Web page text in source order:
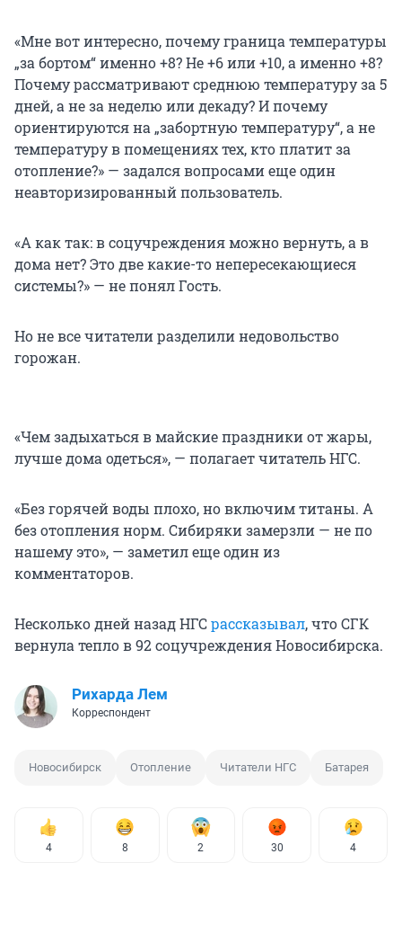
«Мне вот интересно, почему граница температуры
„за бортом“ именно +8? Не +6 или +10, а именно +8?
Почему рассматривают среднюю температуру за 5
дней, а не за неделю или декаду? И почему
ориентируются на „забортную температуру“, а не
температуру в помещениях тех, кто платит за
отопление?» — задался вопросами еще один
неавторизированный пользователь.
«А как так: в соцучреждения можно вернуть, а в
дома нет? Это две какие-то непересекающиеся
системы?» — не понял Гость.
Но не все читатели разделили недовольство
горожан.
«Чем задыхаться в майские праздники от жары,
лучше дома одеться», — полагает читатель НГС.
«Без горячей воды плохо, но включим титаны. А
без отопления норм. Сибиряки замерзли — не по
нашему это», — заметил еще один из
комментаторов.
Несколько дней назад НГСрассказывал, что СГК
вернула тепло в 92 соцучреждения Новосибирска.
Рихарда Лем
Корреспондент
Новосибирск Отопление Читатели НГС Батарея
4 8 2 30 4